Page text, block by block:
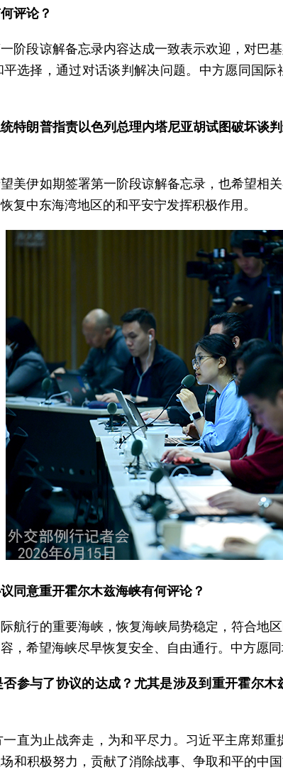
评论？
阶段谅解备忘录内容达成一致表示欢迎，对巴
选择，通过对话谈判解决问题。中方愿同国
特朗普指责以色列总理内塔尼亚胡试图破坏谈
美伊如期签署第一阶段谅解备忘录，也希望相
复中东海湾地区的和平安宁发挥积极作用。
同意重开霍尔木兹海峡有何评论？
航行的重要海峡，恢复海峡局势稳定，符合地
，希望海峡尽早恢复安全、自由通行。中方愿
参与了协议的达成？尤其是涉及到重开霍尔
直为止战奔走，为和平尽力。习近平主席郑
和积极努力，贡献了消除战事、争取和平的中